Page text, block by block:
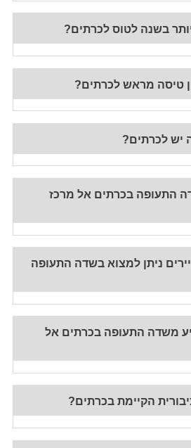
בשנה לטוס לכרתים?
טיסה מראש לכרתים?
יש לכרתים?
התעופה בכרתים אל מרכז
ניתן למצוא בשדה התעופה
משדה התעופה בכרתים אל
הקיימת בכרתים?